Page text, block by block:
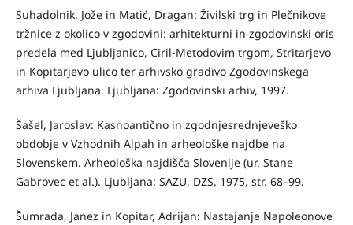
Suhadolnik, Jože in Matić, Dragan: Živilski trg in Plečnikove
tržnice z okolico v zgodovini: arhitekturni in zgodovinski oris
predela med Ljubljanico, Ciril-Metodovim trgom, Stritarjevo
in Kopitarjevo ulico ter arhivsko gradivo Zgodovinskega
arhiva Ljubljana. Ljubljana: Zgodovinski arhiv, 1997.
Šašel, Jaroslav: Kasnoantično in zgodnjesrednjeveško
obdobje v Vzhodnih Alpah in arheološke najdbe na
Slovenskem. Arheološka najdišča Slovenije (ur. Stane
Gabrovec et al.). Ljubljana: SAZU, DZS, 1975, str. 68–99.
Šumrada, Janez in Kopitar, Adrijan: Nastajanje Napoleonove